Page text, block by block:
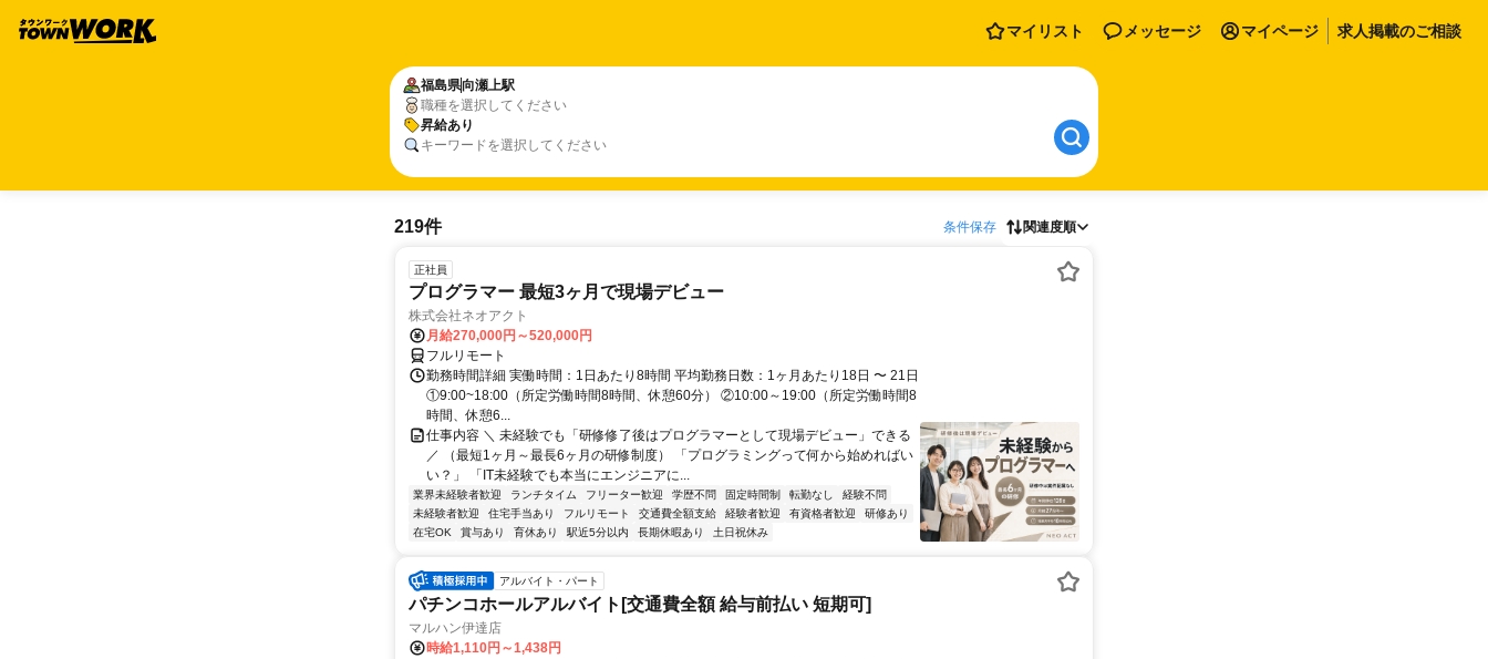
マイリスト メッセージ マイページ 求人掲載のご相談
福島県向瀬上駅
職種を選択してください
昇給あり
キーワードを選択してください
219件 条件保存 関連度順
正社員
プログラマー 最短3ヶ月で現場デビュー
株式会社ネオアクト
月給270,000円～520,000円
フルリモート
勤務時間詳細 実働時間：1日あたり8時間 平均勤務日数：1ヶ月あたり18日 〜 21日
①9:00~18:00（所定労働時間8時間、休憩60分） ②10:00～19:00（所定労働時間8
時間、休憩6...
仕事内容 ＼ 未経験でも「研修修了後はプログラマーとして現場デビュー」できる
／ （最短1ヶ月～最長6ヶ月の研修制度） 「プログラミングって何から始めればい
い？」 「IT未経験でも本当にエンジニアに...
業界未経験者歓迎 ランチタイム フリーター歓迎 学歴不問 固定時間制 転勤なし
経験不問
未経験者歓迎
住宅手当あり フルリモート 交通費全額支給 経験者歓迎 有資格者歓迎
研修あり
在宅OK
賞与あり 育休あり 駅近5分以内 長期休暇あり 土日祝休み
アルバイト・パート
パチンコホールアルバイト[交通費全額 給与前払い 短期可]
マルハン伊達店
時給1,110円～1,438円